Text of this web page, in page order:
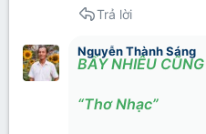
Trả lời
Nguyễn Thành Sáng
BẤY NHIÊU
“Thơ Nhạc”